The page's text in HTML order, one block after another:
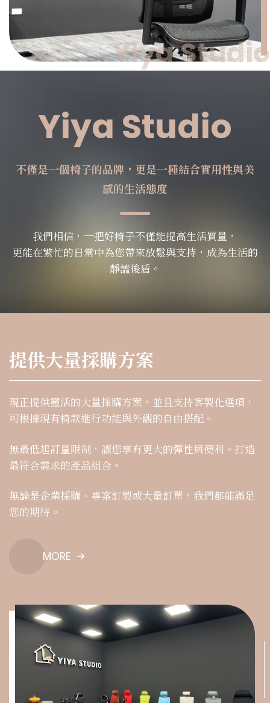
Yiya Studio
Yiya Studio
不僅是一個椅子的品牌，更是一種結合實用性與美
感的生活態度
我們相信，一把好椅子不僅能提高生活質量，
更能在繁忙的日常中為您帶來放鬆與支持，成為生活的
靜謐後盾。
提供大量採購方案
現正提供靈活的大量採購方案，並且支持客製化選項，
可根據現有椅款進行功能與外觀的自由搭配。
無最低起訂量限制，讓您享有更大的彈性與便利。打造
最符合需求的產品組合。
無論是企業採購、專案訂製或大量訂單，我們都能滿足
您的期待。
MORE